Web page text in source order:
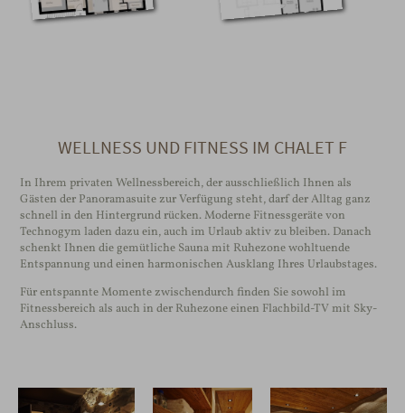
WELLNESS UND FITNESS IM CHALET F
In Ihrem privaten Wellnessbereich, der ausschließlich Ihnen als
Gästen der Panoramasuite zur Verfügung steht, darf der Alltag ganz
schnell in den Hintergrund rücken. Moderne Fitnessgeräte von
Technogym laden dazu ein, auch im Urlaub aktiv zu bleiben. Danach
schenkt Ihnen die gemütliche Sauna mit Ruhezone wohltuende
Entspannung und einen harmonischen Ausklang Ihres Urlaubstages.
Für entspannte Momente zwischendurch finden Sie sowohl im
Fitnessbereich als auch in der Ruhezone einen Flachbild-TV mit Sky-
Anschluss.